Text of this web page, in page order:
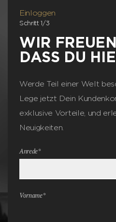
Schritt1 /3
Einloggen
WIR
DASS DU
Werde Teil einer Welt
Lege jetzt Dein
exklusive Vorteile, und
Neuigkeiten.
Anrede*
Vorname*